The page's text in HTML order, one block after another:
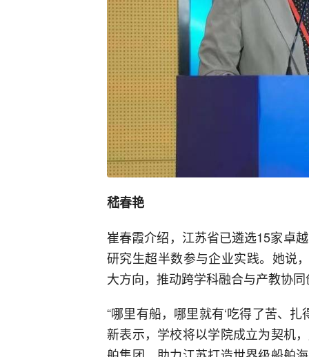
嵇春艳
崔春霞介绍，江苏省已遴选15家卓
研究生超半数参与企业实践。她说
大方向，推动跨学科融合与产教协
“哪里有船，哪里就有‘吃得了苦、
新表示，学校将以学院成立为契机